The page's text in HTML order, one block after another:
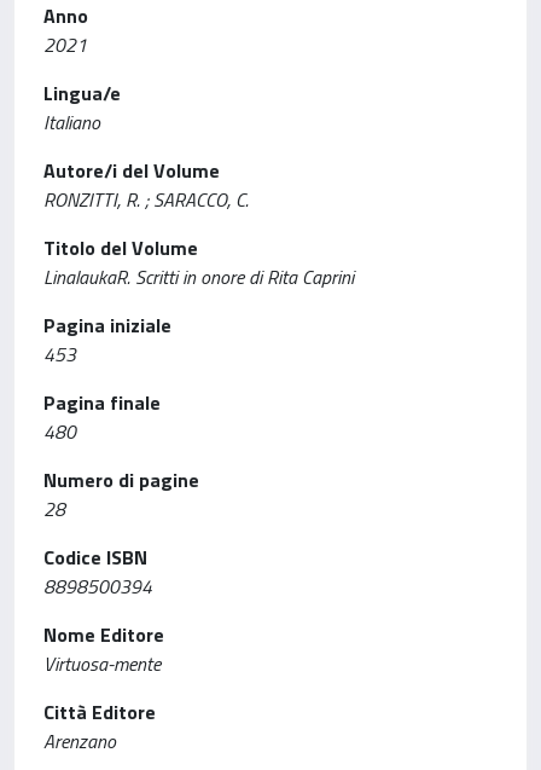
Anno
2021
Lingua/e
Italiano
Autore/i del Volume
RONZITTI, R. ; SARACCO, C.
Titolo del Volume
LinalaukaR. Scritti in onore di Rita Caprini
Pagina iniziale
453
Pagina finale
480
Numero di pagine
28
Codice ISBN
8898500394
Nome Editore
Virtuosa-mente
Città Editore
Arenzano